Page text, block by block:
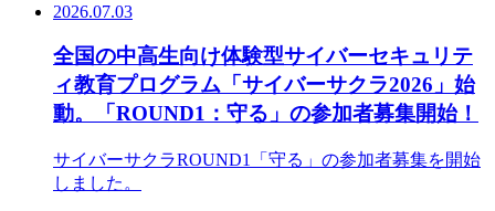
2026.07.03
全国の中高生向け体験型サイバーセキュリテ
ィ教育プログラム「サイバーサクラ2026」始
動。「ROUND1：守る」の参加者募集開始！
サイバーサクラROUND1「守る」の参加者募集を開始
しました。